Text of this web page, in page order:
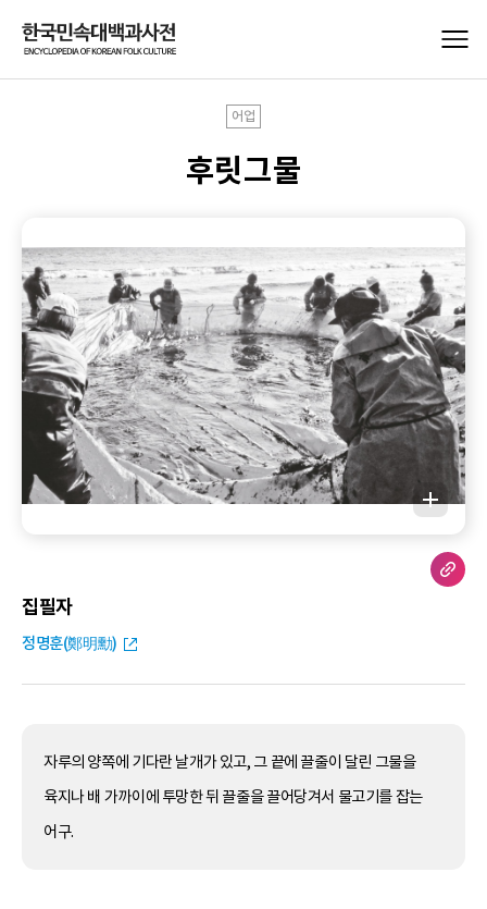
어업
후릿그물
집필자
정명훈(鄭明勳)
자루의 양쪽에 기다란 날개가 있고, 그 끝에 끌줄이 달린 그물을
육지나 배 가까이에 투망한 뒤 끌줄을 끌어당겨서 물고기를 잡는
어구.